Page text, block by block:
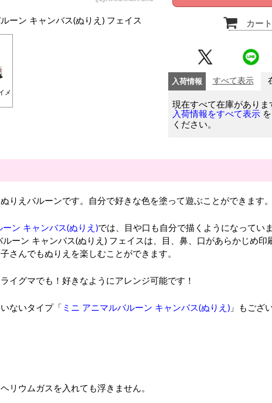
ーン キャンバス(ぬりえ) フェイス
メ
カー
入荷情報 すべて表示
現在すべて在庫がありま
入荷情報をすべて表示
ください。
りえバルーンです。自分で好きな色を塗って遊ぶことができます。
ン キャンバス(ぬりえ)では、目や口も自分で描くようになってい
ーン キャンバス(ぬりえ) フェイスは、目、鼻、口があらかじめ印
さんでもぬりえを楽しむことができます。
イグマでも！好きなようにアレンジ可能です！
ないタイプ「ミニ アニマルバルーン キャンバス(ぬりえ) 」もござ
リウムガスを入れても浮きません。